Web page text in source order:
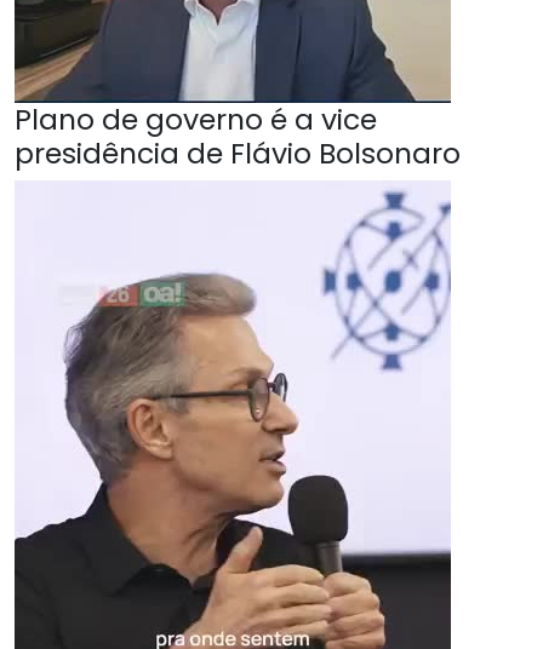
Plano de governo é a vice
presidência de Flávio Bolsonaro